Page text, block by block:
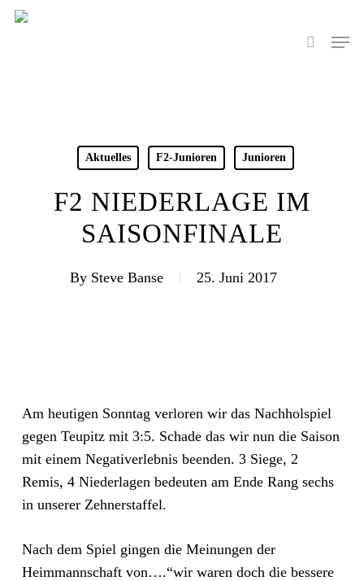
Skip
search
Menu
Aktuelles F2-Junioren Junioren
F2 NIEDERLAGE IM
SAISONFINALE
By Steve Banse 25. Juni 2017
Am heutigen Sonntag verloren wir das Nachholspiel
gegen Teupitz mit 3:5. Schade das wir nun die Saison
mit einem Negativerlebnis beenden. 3 Siege, 2
Remis, 4 Niederlagen bedeuten am Ende Rang sechs
in unserer Zehnerstaffel.
Nach dem Spiel gingen die Meinungen der
Heimmannschaft von….“wir waren doch die bessere